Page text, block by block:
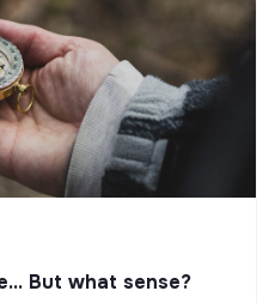
But what sense?